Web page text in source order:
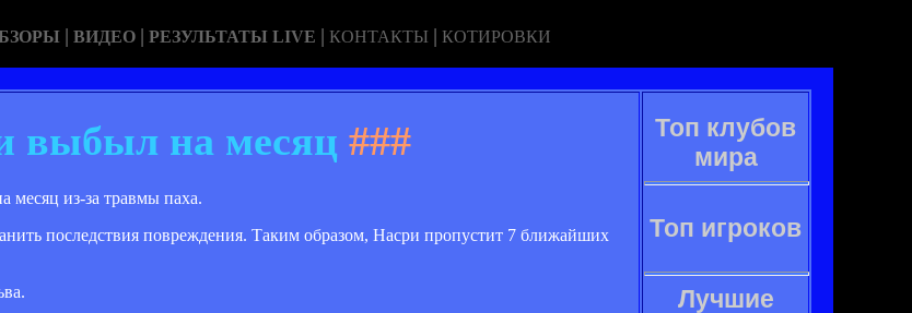
| ВИДЕО | РЕЗУЛЬТАТЫ LIVE | КОНТАКТЫ | КОТИРОВКИ
выбыл на месяц ###
из-за травмы паха.
последствия повреждения. Таким образом, Насри пропустит 7 ближайших
Топ клубов
мира
Топ игроков
Лучшие